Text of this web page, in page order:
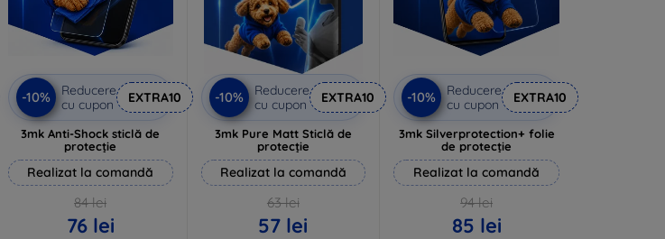
-10%
Reducere
cu cupon
EXTRA10
3mk Anti-Shock sticlă de
protecție
Realizat la comandă
84 lei
76 lei
-10%
Reducere
cu cupon
EXTRA10
3mk Pure Matt Sticlă de
protecție
Realizat la comandă
63 lei
57 lei
-10%
Reducere
cu cupon
EXTRA10
3mk Silverprotection+ folie
de protecție
Realizat la comandă
94 lei
85 lei